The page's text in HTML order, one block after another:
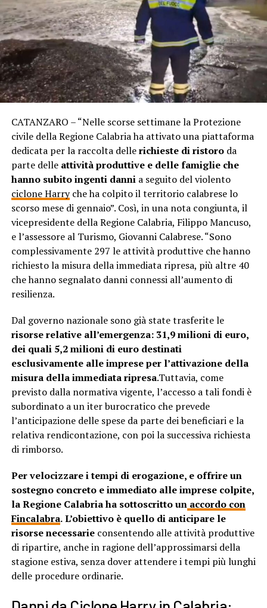
CATANZARO – “Nelle scorse settimane la Protezione
civile della Regione Calabria ha attivato una piattaforma
dedicata per la raccolta dellerichieste di ristoroda
parte delle attività produttive e delle famiglie che
hanno subito ingenti dannia seguito del violento
ciclone Harryche ha colpito il territorio calabrese lo
scorso mese di gennaio”. Così, in una nota congiunta, il
vicepresidente della Regione Calabria, Filippo Mancuso,
e l’assessore al Turismo, Giovanni Calabrese. “Sono
complessivamente 297 le attività produttive che hanno
richiesto la misura della immediata ripresa, più altre 40
che hanno segnalato danni connessi all’aumento di
resilienza.
Dal governo nazionale sono già state trasferite le
risorse relative all’emergenza: 31,9 milioni di euro,
dei quali 5,2 milioni di euro destinati
esclusivamente alle imprese per l’attivazione della
misura della immediata ripresa.Tuttavia, come
previsto dalla normativa vigente, l’accesso a tali fondi è
subordinato a un iter burocratico che prevede
l’anticipazione delle spese da parte dei beneficiari e la
relativa rendicontazione, con poi la successiva richiesta
di rimborso.
Per velocizzare i tempi di erogazione, e offrire un
sostegno concreto e immediato alle imprese colpite,
la Regione Calabria ha sottoscritto unaccordo con
Fincalabra.L’obiettivo è quello di anticipare le
risorse necessarieconsentendo alle attività produttive
di ripartire, anche in ragione dell’approssimarsi della
stagione estiva, senza dover attendere i tempi più lunghi
delle procedure ordinarie.